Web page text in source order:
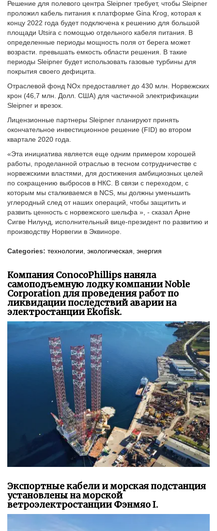
Решение для полевого центра Sleipner требует, чтобы Sleipner
проложил кабель питания к платформе Gina Krog, которая к
концу 2022 года будет подключена к решению для большой
площади Utsira с помощью отдельного кабеля питания. В
определенные периоды мощность поля от берега может
возрасти. превышать емкость области решения. В такие
периоды Sleipner будет использовать газовые турбины для
покрытия своего дефицита.
Отраслевой фонд NOx предоставляет до 430 млн. Норвежских
крон (46,7 млн. Долл. США) для частичной электрификации
Sleipner и врезок.
Лицензионные партнеры Sleipner планируют принять
окончательное инвестиционное решение (FID) во втором
квартале 2020 года.
«Эта инициатива является еще одним примером хорошей
работы, проделанной отраслью в тесном сотрудничестве с
норвежскими властями, для достижения амбициозных целей
по сокращению выбросов в НКС. В связи с переходом, с
которым мы сталкиваемся в NCS, мы должны уменьшить
углеродный след от наших операций, чтобы защитить и
развить ценность с норвежского шельфа », - сказал Арне
Сигве Нилунд, исполнительный вице-президент по развитию и
производству Норвегии в Эквиноре.
Categories: технологии экологическая энергия
Компания ConocoPhillips наняла
самоподъемную лодку компании Noble
Corporation для проведения работ по
ликвидации последствий аварии на
электростанции Ekofisk.
Экспортные кабели и морская подстанция
установлены на морской
ветроэлектростанции Фэнмяо I.